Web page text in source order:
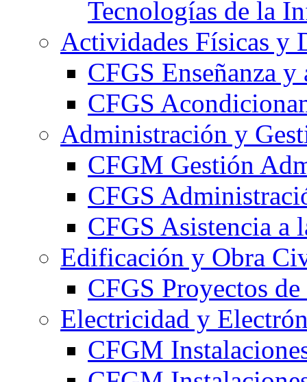
Tecnologías de la
Actividades Físicas y
CFGS Enseñanza
CFGS
Administración y
CFGM Gestión
CFGS
CFGS Asistencia a
Edificación y Obra
CFGS Proyectos
Electricidad y
CFGM